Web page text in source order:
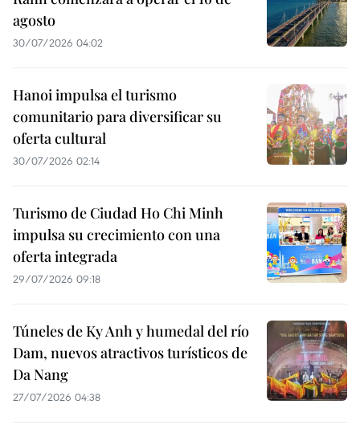
agosto
30/07/2026 04:02
Hanoi impulsa el turismo
comunitario para diversificar su
oferta cultural
30/07/2026 02:14
Turismo de Ciudad Ho Chi Minh
impulsa su crecimiento con una
oferta integrada
29/07/2026 09:18
Túneles de Ky Anh y humedal del río
Dam, nuevos atractivos turísticos de
Da Nang
27/07/2026 04:38